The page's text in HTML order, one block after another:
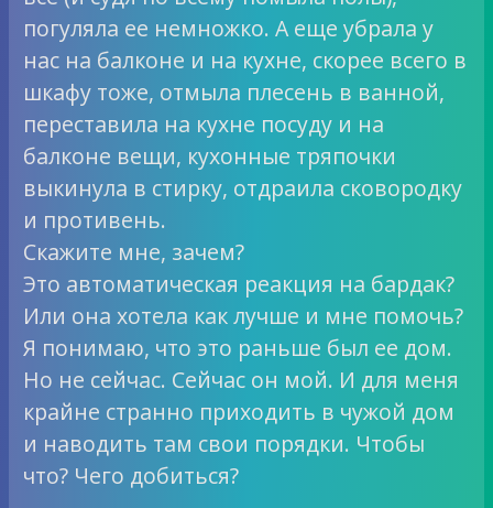
погуляла ее немножко. А еще убрала у
нас на балконе и на кухне, скорее всего в
шкафу тоже, отмыла плесень в ванной,
переставила на кухне посуду и на
балконе вещи, кухонные тряпочки
выкинула в стирку, отдраила сковородку
и противень.
Скажите мне, зачем?
Это автоматическая реакция на бардак?
Или она хотела как лучше и мне помочь?
Я понимаю, что это раньше был ее дом.
Но не сейчас. Сейчас он мой. И для меня
крайне странно приходить в чужой дом
и наводить там свои порядки. Чтобы
что? Чего добиться?